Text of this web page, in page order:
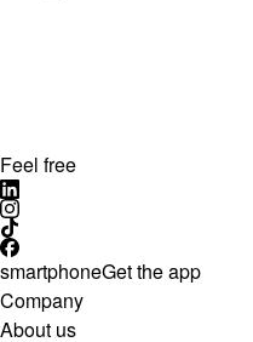
Feel free
smartphoneGet the app
Company
About us